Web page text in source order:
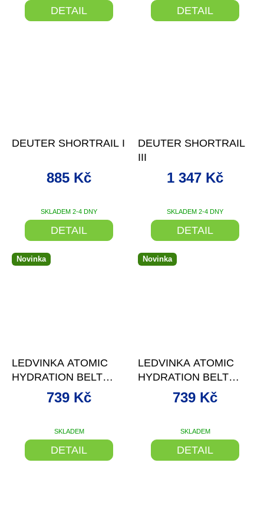
DETAIL DETAIL
DEUTER SHORTRAIL I
SKLADEM 2-4 DNY
885 Kč
DETAIL
DEUTER SHORTRAIL
III
SKLADEM 2-4 DNY
1 347 Kč
DETAIL
Novinka
LEDVINKA ATOMIC
HYDRATION BELT
SKLADEM
739 Kč
DETAIL
Novinka
LEDVINKA ATOMIC
HYDRATION BELT
RED TENSION
SKLADEM
739 Kč
DETAIL